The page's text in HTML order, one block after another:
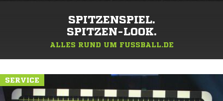
SPITZENSPIEL.
SPITZEN-LOOK.
ALLES RUND UM FUSSBALL.DE
SERVICE